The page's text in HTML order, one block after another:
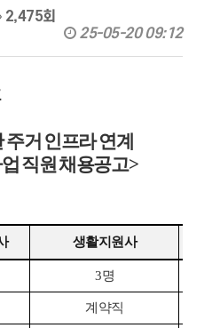
2,475회
25-05-20 09:12
주거 인프라 연계
직원 채용공고>
생활지원사
3명
계약직